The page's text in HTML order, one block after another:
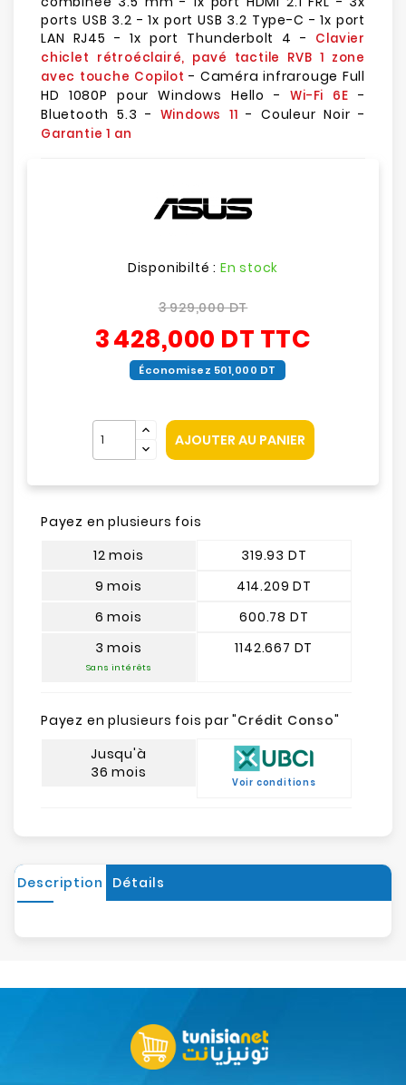
ports USB 3.2 - 1x port USB 3.2 Type-C - 1x port
LAN RJ45 - 1x port Thunderbolt 4 - Clavier
chiclet rétroéclairé, pavé tactile RVB 1 zone
avec touche Copilot - Caméra infrarouge Full
HD 1080P pour Windows Hello -Wi-Fi 6E -
Bluetooth 5.3 - Windows 11 - Couleur Noir -
Garantie 1 an
Disponibilté : En stock
3 929,000 DT
3 428,000 DT TTC
Économisez 501,000 DT
AJOUTER AU PANIER
Payez en plusieurs fois
12 mois
9 mois
6 mois
3 mois
Sans intérêts
319.93 DT
414.209 DT
600.78 DT
1142.667 DT
Payez en plusieurs fois par "Crédit Conso"
Jusqu'à
36 mois
Voir conditions
Description Détails